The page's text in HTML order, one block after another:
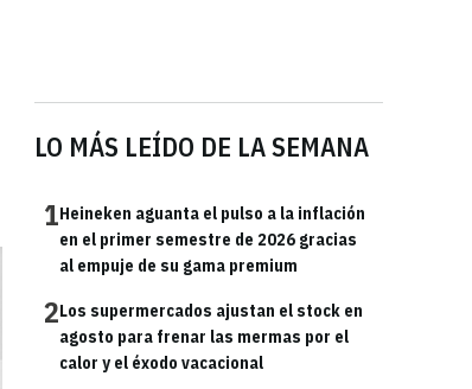
LO MÁS LEÍDO DE LA SEMANA
1Heineken aguanta el pulso a la inflación
en el primer semestre de 2026 gracias
al empuje de su gama premium
2Los supermercados ajustan el stock en
agosto para frenar las mermas por el
calor y el éxodo vacacional